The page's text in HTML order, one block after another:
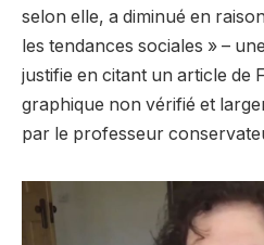
selon elle, a diminué en
les tendances sociales » –
justifie en citant un article de
graphique non vérifié et
par le professeur